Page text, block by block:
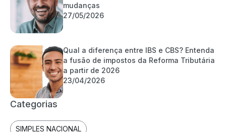
mudanças
27/05/2026
Qual a diferença entre IBS e CBS? Entenda
a fusão de impostos da Reforma Tributária
a partir de 2026
23/04/2026
Categorias
SIMPLES NACIONAL